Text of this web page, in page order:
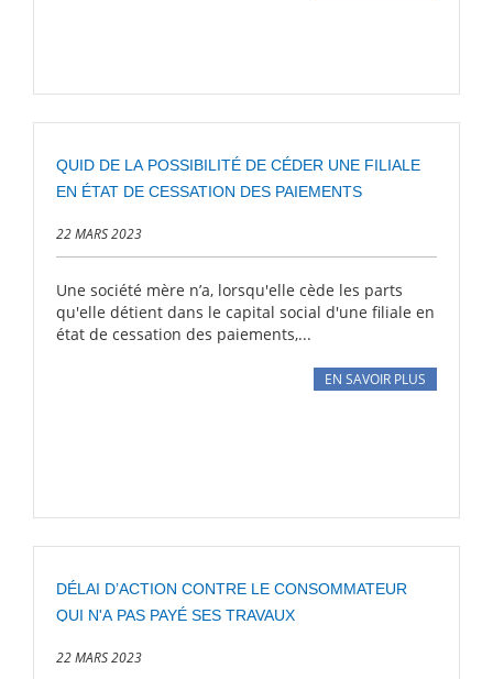
QUID DE LA POSSIBILITÉ DE CÉDER UNE FILIALE
EN ÉTAT DE CESSATION DES PAIEMENTS
22 MARS 2023
Une société mère n’a, lorsqu'elle cède les parts
qu'elle détient dans le capital social d'une filiale en
état de cessation des paiements,...
EN SAVOIR PLUS
DÉLAI D’ACTION CONTRE LE CONSOMMATEUR
QUI N'A PAS PAYÉ SES TRAVAUX
22 MARS 2023